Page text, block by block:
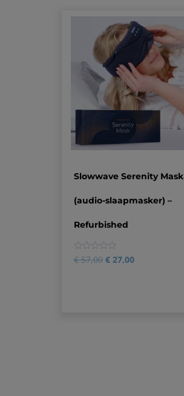
Slowwave Serenity Mask
(audio-slaapmasker) –
Refurbished
0
€57,00 € 27,00